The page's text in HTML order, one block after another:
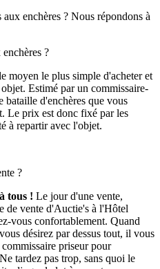
enchères ? Nous répondons à
?
moyen le plus simple d'acheter et
Estimé par un commissaire-
bataille d'enchères que vous
Le prix est donc fixé par les
à repartir avec l'objet.
?
tous ! Le jour d'une vente,
de vente d'Auctie's à l'Hôtel
vous confortablement. Quand
désirez par dessus tout, il vous
priseur pour
tardez pas trop, sans quoi le